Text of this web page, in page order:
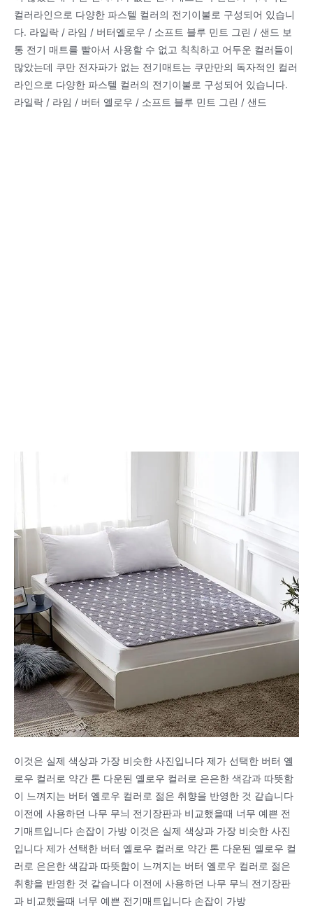
컬러라인으로 다양한 파스텔 컬러의 전기이불로 구성되어 있습니
다. 라일락 / 라임 / 버터옐로우 / 소프트 블루 민트 그린 / 샌드 보
통 전기 매트를 빨아서 사용할 수 없고 칙칙하고 어두운 컬러들이
많았는데 쿠만 전자파가 없는 전기매트는 쿠만만의 독자적인 컬러
라인으로 다양한 파스텔 컬러의 전기이불로 구성되어 있습니다.
라일락 / 라임 / 버터 옐로우 / 소프트 블루 민트 그린 / 샌드
이것은 실제 색상과 가장 비슷한 사진입니다 제가 선택한 버터 옐
로우 컬러로 약간 톤 다운된 옐로우 컬러로 은은한 색감과 따뜻함
이 느껴지는 버터 옐로우 컬러로 젊은 취향을 반영한 것 같습니다
이전에 사용하던 나무 무늬 전기장판과 비교했을때 너무 예쁜 전
기매트입니다 손잡이 가방 이것은 실제 색상과 가장 비슷한 사진
입니다 제가 선택한 버터 옐로우 컬러로 약간 톤 다운된 옐로우 컬
러로 은은한 색감과 따뜻함이 느껴지는 버터 옐로우 컬러로 젊은
취향을 반영한 것 같습니다 이전에 사용하던 나무 무늬 전기장판
과 비교했을때 너무 예쁜 전기매트입니다 손잡이 가방